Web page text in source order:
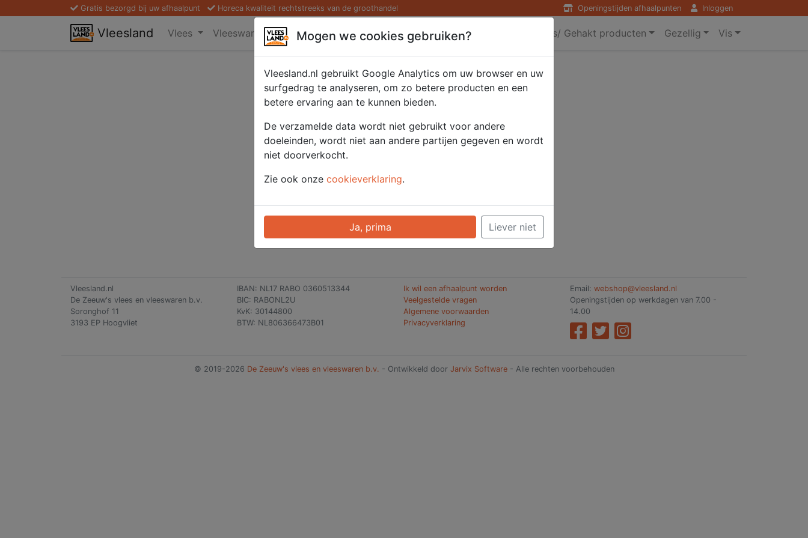
Gratis bezorgd bij uw afhaalpunt Horeca kwaliteit rechtstreeks van de groothandel Openingstijden afhaalpunten Inloggen
Vleesland Vlees Vleeswaren Kaas/ Zuivel Saté/ Barbecue Diversen Hamburgers/ Gehakt producten Gezellig Vis
Nieuw wachtwoord
aanvragen
Vul je e-mail adres in en ontvang een
e-mail met een link om je wachtwoord
te veranderen.
E-mail adres
Vleesland.nl
De Zeeuw's vlees en vleeswaren b.v.
Soronghof 11
3193 EP Hoogvliet
IBAN: NL17 RABO 0360513344
BIC: RABONL2U
KvK: 30144800
BTW: NL806366473B01
Ik wil een afhaalpunt worden
Veelgestelde vragen
Algemene voorwaarden
Privacyverklaring
Email: webshop@vleesland.nl
Openingstijden op werkdagen van 7.00 -
14.00
© 2019-2026 De Zeeuw's vlees en vleeswaren b.v. - Ontwikkeld door Jarvix Software- Alle rechten voorbehouden
Mogen we cookies gebruiken?
Vleesland.nl gebruikt Google Analytics om uw browser en uw
surfgedrag te analyseren, om zo betere producten en een
betere ervaring aan te kunnen bieden.
De verzamelde data wordt niet gebruikt voor andere
doeleinden, wordt niet aan andere partijen gegeven en wordt
niet doorverkocht.
Zie ook onze cookieverklaring.
Ja, prima Liever niet